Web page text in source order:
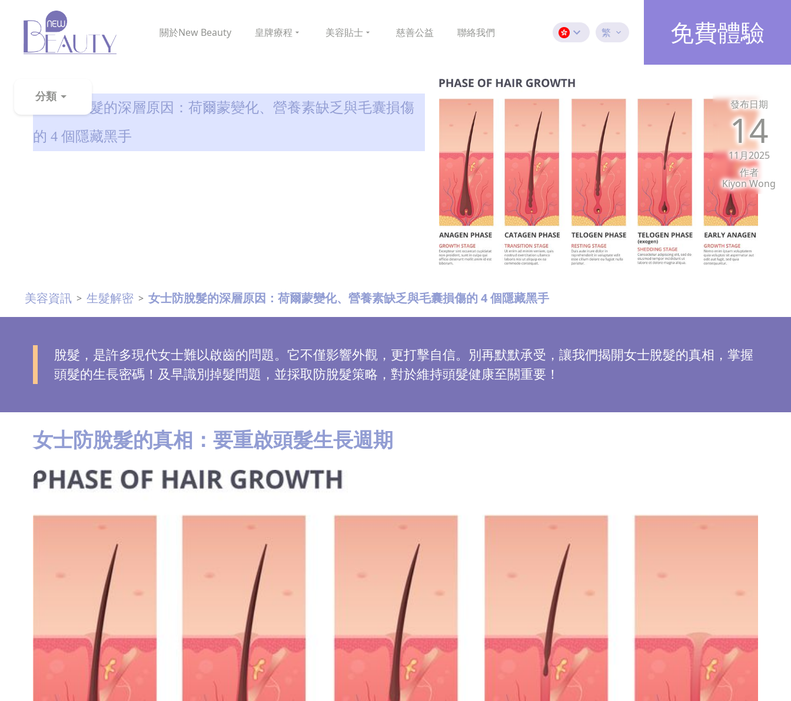
關於New Beauty 皇牌療程 美容貼士 慈善公益 聯絡我們 繁 免費體驗
分類
粉
刺
斑
袋
生
髮
解
印
女士防脫髮的深層原因：荷爾蒙變化、營養素缺乏與毛囊損傷
的 4 個隱藏黑手
美容資訊 > 生髮解密 > 女士防脫髮的深層原因：荷爾蒙變化、營養素缺乏與毛囊損傷的 4 個隱藏黑手
發布日期
14
11月2025
作者
Kiyon Wong
脫髮，是許多現代女士難以啟齒的問題。它不僅影響外觀，更打擊自信。別再默默承受，讓我們揭開女士脫髮的真相，掌握
頭髮的生長密碼！及早識別掉髮問題，並採取防脫髮策略，對於維持頭髮健康至關重要！
女士防脫髮的真相：要重啟頭髮生長週期